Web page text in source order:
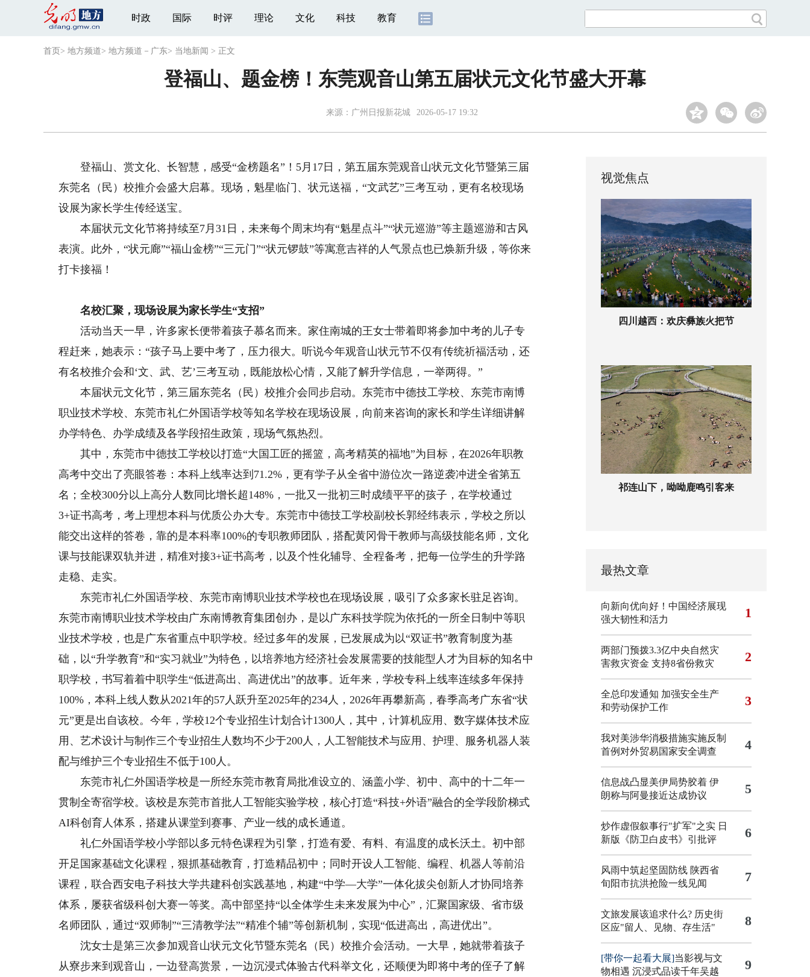
时政 国际 时评 理论 文化 科技 教育
首页 > 地方频道> 地方频道－广东> 当地新闻 > 正文
登福山、题金榜！东莞观音山第五届状元文化节盛大开幕
来源： 广州日报新花城 2026-05-17 19:32
登福山、赏文化、长智慧，感受“金榜题名”！5月17日，第五届东莞观音山状元文化节暨第三届
东莞名（民）校推介会盛大启幕。现场，魁星临门、状元送福，“文武艺”三考互动，更有名校现场
设展为家长学生传经送宝。
本届状元文化节将持续至7月31日，未来每个周末均有“魁星点斗”“状元巡游”等主题巡游和古风
表演。此外，“状元廊”“福山金榜”“三元门”“状元锣鼓”等寓意吉祥的人气景点也已焕新升级，等你来
打卡接福！
名校汇聚，现场设展为家长学生“支招”
活动当天一早，许多家长便带着孩子慕名而来。家住南城的王女士带着即将参加中考的儿子专
程赶来，她表示：“孩子马上要中考了，压力很大。听说今年观音山状元节不仅有传统祈福活动，还
有名校推介会和‘文、武、艺’三考互动，既能放松心情，又能了解升学信息，一举两得。”
本届状元文化节，第三届东莞名（民）校推介会同步启动。东莞市中德技工学校、东莞市南博
职业技术学校、东莞市礼仁外国语学校等知名学校在现场设展，向前来咨询的家长和学生详细讲解
办学特色、办学成绩及各学段招生政策，现场气氛热烈。
其中，东莞市中德技工学校以打造“大国工匠的摇篮，高考精英的福地”为目标，在2026年职教
高考中交出了亮眼答卷：本科上线率达到71.2%，更有学子从全省中游位次一路逆袭冲进全省第五
名；全校300分以上高分人数同比增长超148%，一批又一批初三时成绩平平的孩子，在学校通过
3+证书高考，考上理想本科与优质公办大专。东莞市中德技工学校副校长郭经纬表示，学校之所以
能交出这样的答卷，靠的是本科率100%的专职教师团队，搭配黄冈骨干教师与高级技能名师，文化
课与技能课双轨并进，精准对接3+证书高考，以及个性化辅导、全程备考，把每一位学生的升学路
走稳、走实。
东莞市礼仁外国语学校、东莞市南博职业技术学校也在现场设展，吸引了众多家长驻足咨询。
东莞市南博职业技术学校由广东南博教育集团创办，是以广东科技学院为依托的一所全日制中等职
业技术学校，也是广东省重点中职学校。经过多年的发展，已发展成为以“双证书”教育制度为基
础，以“升学教育”和“实习就业”为特色，以培养地方经济社会发展需要的技能型人才为目标的知名中
职学校，书写着着中职学生“低进高出、高进优出”的故事。近年来，学校专科上线率连续多年保持
100%，本科上线人数从2021年的57人跃升至2025年的234人，2026年再攀新高，春季高考广东省“状
元”更是出自该校。今年，学校12个专业招生计划合计1300人，其中，计算机应用、数字媒体技术应
用、艺术设计与制作三个专业招生人数均不少于200人，人工智能技术与应用、护理、服务机器人装
配与维护三个专业招生不低于100人。
东莞市礼仁外国语学校是一所经东莞市教育局批准设立的、涵盖小学、初中、高中的十二年一
贯制全寄宿学校。该校是东莞市首批人工智能实验学校，核心打造“科技+外语”融合的全学段阶梯式
AI科创育人体系，搭建从课堂到赛事、产业一线的成长通道。
礼仁外国语学校小学部以多元特色课程为引擎，打造有爱、有料、有温度的成长沃土。初中部
开足国家基础文化课程，狠抓基础教育，打造精品初中；同时开设人工智能、编程、机器人等前沿
课程，联合西安电子科技大学共建科创实践基地，构建“中学—大学”一体化拔尖创新人才协同培养
体系，屡获省级科创大赛一等奖。高中部坚持“以全体学生未来发展为中心”，汇聚国家级、省市级
名师团队，通过“双师制”“三清教学法”“精准个辅”等创新机制，实现“低进高出，高进优出”。
沈女士是第三次参加观音山状元文化节暨东莞名（民）校推介会活动。一大早，她就带着孩子
从寮步来到观音山，一边登高赏景，一边沉浸式体验古代科举文化，还顺便为即将中考的侄子了解
视觉焦点
四川越西：欢庆彝族火把节
祁连山下，呦呦鹿鸣引客来
最热文章
向新向优向好！中国经济展现
强大韧性和活力
1
两部门预拨3.3亿中央自然灾
害救灾资金 支持8省份救灾
2
全总印发通知 加强安全生产
和劳动保护工作
3
我对美涉华消极措施实施反制
首例对外贸易国家安全调查
4
信息战凸显美伊局势胶着 伊
朗称与阿曼接近达成协议
5
炒作虚假叙事行"扩军"之实 日
新版《防卫白皮书》引批评
6
风雨中筑起坚固防线 陕西省
旬阳市抗洪抢险一线见闻
7
文旅发展该追求什么? 历史街
区应"留人、见物、存生活"
8
[带你一起看大展]当影视与文
物相遇 沉浸式品读千年吴越
9